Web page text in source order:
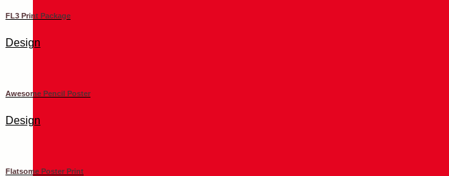
FL3 Print Package
Design
Awesome Pencil Poster
Design
Flatsome Poster Print